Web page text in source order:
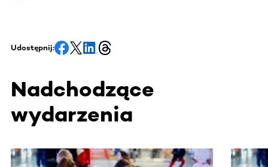
Udostępnij:
Nadchodzące
wydarzenia
Ta sekcja zawiera treści przewijane w poziomie. Użyj